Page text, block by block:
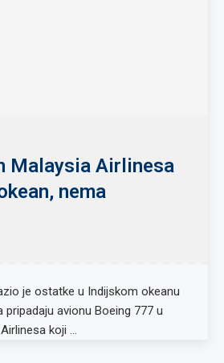
Malaysia Airlinesa
nema
je ostatke u Indijskom okeanu
pripadaju avionu Boeing 777 u
koji …